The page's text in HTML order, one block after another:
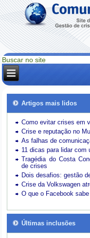
Artigos mais lidos
Como evitar crises em
Crise e reputação no
As falhas de
11 dicas para lidar com
Tragédia do Costa
de crises
Dois desafios: gestão
Crise da Volkswagen
O que o Facebook
Últimas inclusões